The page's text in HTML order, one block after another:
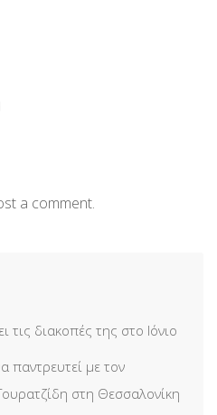
Share
a comment.
τις διακοπές της στο Ιόνιο
παντρευτεί με τον
στη Θεσσαλονίκη